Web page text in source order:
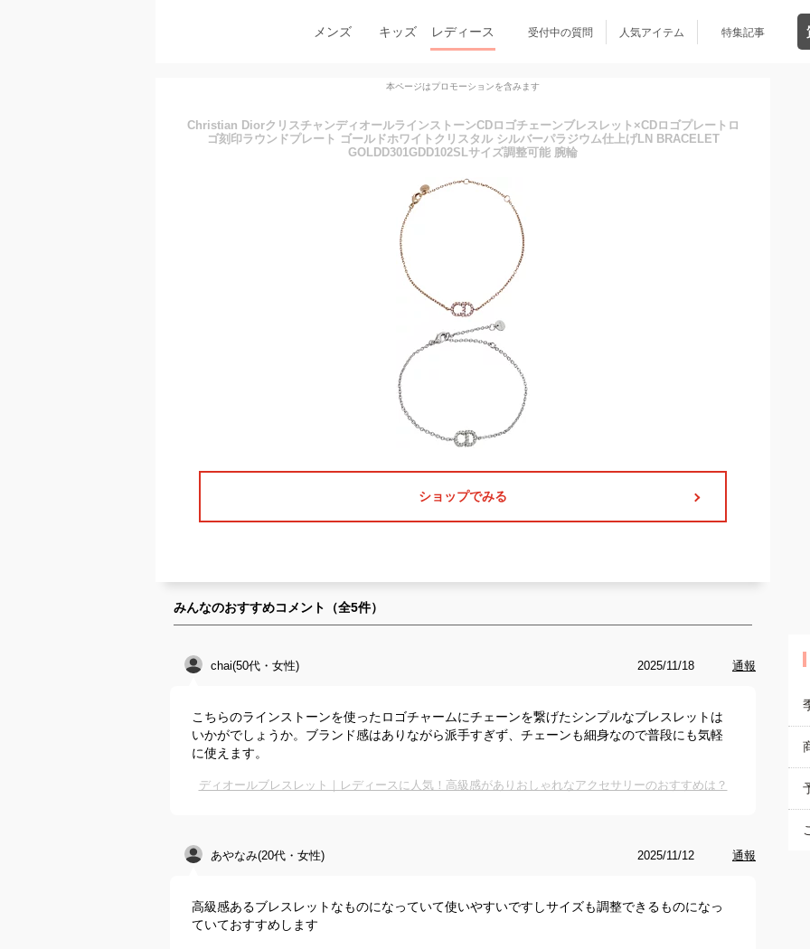
メンズ キッズ レディース 受付中の質問 人気アイテム 特集記事
本ページはプロモーションを含みます
Christian DiorクリスチャンディオールラインストーンCDロゴチェーンブレスレット×CDロゴプレートロ
ゴ刻印ラウンドプレート ゴールドホワイトクリスタル シルバーパラジウム仕上げLN BRACELET
GOLDD301GDD102SLサイズ調整可能 腕輪
ショップでみる
みんなのおすすめコメント（全5件）
chai(50代・女性) 2025/11/18 通報
こちらのラインストーンを使ったロゴチャームにチェーンを繋げたシンプルなブレスレットは
いかがでしょうか。ブランド感はありながら派手すぎず、チェーンも細身なので普段にも気軽
に使えます。
ディオールブレスレット｜レディースに人気！高級感がありおしゃれなアクセサリーのおすすめは？
あやなみ(20代・女性) 2025/11/12 通報
高級感あるブレスレットなものになっていて使いやすいですしサイズも調整できるものになっ
ていておすすめします